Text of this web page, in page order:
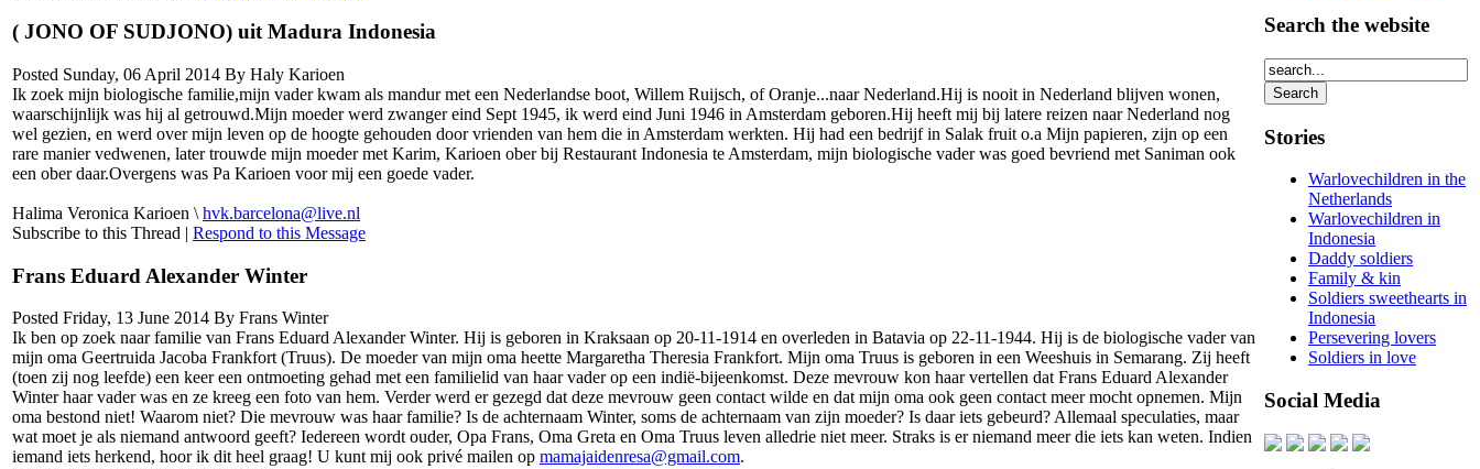
( JONO OF SUDJONO) uit Madura Indonesia
Posted Sunday, 06 April 2014 By Haly Karioen
Ik zoek mijn biologische familie,mijn vader kwam als mandur met een Nederlandse boot, Willem Ruijsch, of Oranje...naar Nederland.Hij is nooit in Nederland blijven wonen,
waarschijnlijk was hij al getrouwd.Mijn moeder werd zwanger eind Sept 1945, ik werd eind Juni 1946 in Amsterdam geboren.Hij heeft mij bij latere reizen naar Nederland nog
wel gezien, en werd over mijn leven op de hoogte gehouden door vrienden van hem die in Amsterdam werkten. Hij had een bedrijf in Salak fruit o.a Mijn papieren, zijn op een
rare manier vedwenen, later trouwde mijn moeder met Karim, Karioen ober bij Restaurant Indonesia te Amsterdam, mijn biologische vader was goed bevriend met Saniman ook
een ober daar.Overgens was Pa Karioen voor mij een goede vader.
Halima Veronica Karioen \ hvk.barcelona@live.nl
Subscribe to this Thread | Respond to this Message
Frans Eduard Alexander Winter
Posted Friday, 13 June 2014 By Frans Winter
Ik ben op zoek naar familie van Frans Eduard Alexander Winter. Hij is geboren in Kraksaan op 20-11-1914 en overleden in Batavia op 22-11-1944. Hij is de biologische vader van
mijn oma Geertruida Jacoba Frankfort (Truus). De moeder van mijn oma heette Margaretha Theresia Frankfort. Mijn oma Truus is geboren in een Weeshuis in Semarang. Zij heeft
(toen zij nog leefde) een keer een ontmoeting gehad met een familielid van haar vader op een indië-bijeenkomst. Deze mevrouw kon haar vertellen dat Frans Eduard Alexander
Winter haar vader was en ze kreeg een foto van hem. Verder werd er gezegd dat deze mevrouw geen contact wilde en dat mijn oma ook geen contact meer mocht opnemen. Mijn
oma bestond niet! Waarom niet? Die mevrouw was haar familie? Is de achternaam Winter, soms de achternaam van zijn moeder? Is daar iets gebeurd? Allemaal speculaties, maar
wat moet je als niemand antwoord geeft? Iedereen wordt ouder, Opa Frans, Oma Greta en Oma Truus leven alledrie niet meer. Straks is er niemand meer die iets kan weten. Indien
iemand iets herkend, hoor ik dit heel graag! U kunt mij ook privé mailen op mamajaidenresa@gmail.com.
Search the website
Stories
Warlovechildren in the
Netherlands
Warlovechildren in
Indonesia
Daddy soldiers
Family & kin
Soldiers sweethearts in
Indonesia
Persevering lovers
Soldiers in love
Social Media